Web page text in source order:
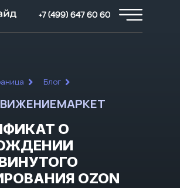
+7 (499) 647 60 60
Блог
О
OZON